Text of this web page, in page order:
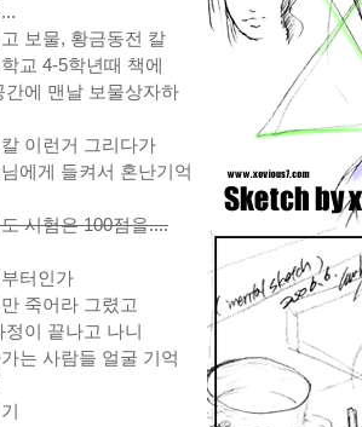
보물, 황금동전 칼
교 4-5학년때 책에
간에 맨날 보물상자하
이런거 그리다가
에게 들켜서 혼난기억
시험은 100점을....
터인가
죽어라 그렸고
정이 끝나고 나니
는 사람들 얼굴 기억